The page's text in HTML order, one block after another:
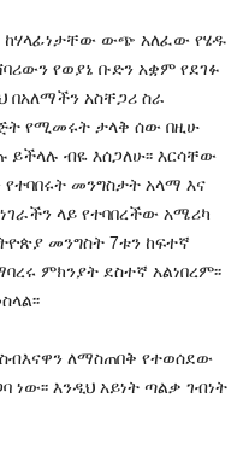
ከሃላፊነታቸው ውጭ አለፈው የሄዱ
የወያኔ ቡድን አቋም የደገፉ
በአለማችን አስቸጋሪ ስራ
የሚመሩት ታላቅ ሰው በዚሁ
ብዬ እሰጋለሁ፡፡ እርሳቸው
መንግስታት አላማ እና
ላይ የተባበረችው አሜሪካ
መንግስት 7ቱን ከፍተኛ
ምክንያት ደስተኛ አልነበረም፡፡
ስብእናዋን ለማስጠበቅ የተወሰደው
እንዲህ አይነት ጣልቃ ገብነት